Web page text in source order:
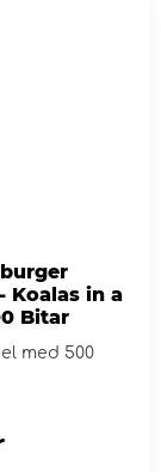
Koalas in a
Bitar
med 500